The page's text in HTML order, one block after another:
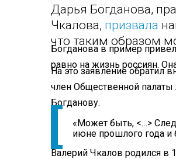
Дарья Богданова,
Чкалова, призвала
что таким образом
Богданова в пример
равно на жизнь россиян.
На это заявление обратил
член Общественной
Богданову.
«Может быть, <…>
июне прошлого года и
Валерий Чкалов родился в